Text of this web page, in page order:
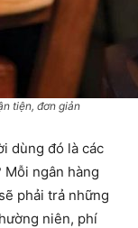
tiện, đơn giản
dùng đó là các
Mỗi ngân hàng
phải trả những
niên, phí